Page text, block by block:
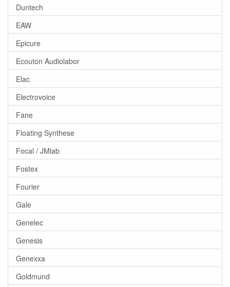
Duntech
EAW
Epicure
Ecouton Audiolabor
Elac
Electrovoice
Fane
Floating Synthese
Focal / JMlab
Fostex
Fourier
Gale
Genelec
Genesis
Genexxa
Goldmund